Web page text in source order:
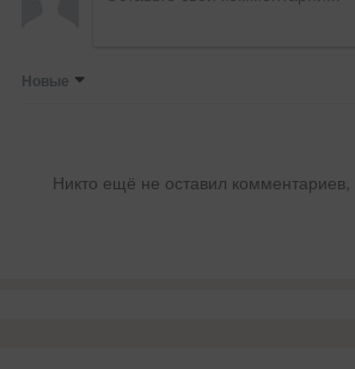
Новые
Никто ещё не оставил комментариев,